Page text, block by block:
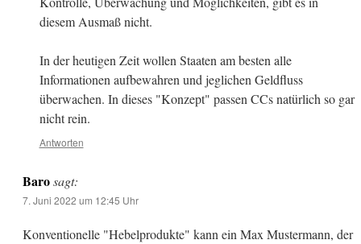
diesem Ausmaß nicht.
In der heutigen Zeit wollen Staaten am besten alle
Informationen aufbewahren und jeglichen Geldfluss
überwachen. In dieses "Konzept" passen CCs natürlich so gar
nicht rein.
Antworten
Baro sagt:
7. Juni 2022 um 12:45 Uhr
Konventionelle "Hebelprodukte" kann ein Max Mustermann, der